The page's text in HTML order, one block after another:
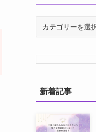
リ
ー
新着記事